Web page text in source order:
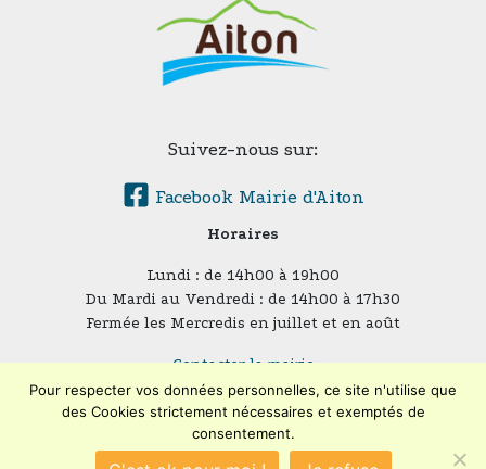
Suivez-nous sur:
Facebook Mairie d'Aiton
Horaires
Lundi : de 14h00 à 19h00
Du Mardi au Vendredi : de 14h00 à 17h30
Fermée les Mercredis en juillet et en août
Contacter la mairie
Plan du site
Mentions légales
Confidentialité
Accessibilité (en cours)
Pour respecter vos données personnelles, ce site n'utilise que
des Cookies strictement nécessaires et exemptés de
consentement.